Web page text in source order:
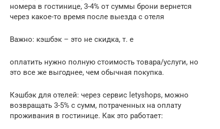
номера в гостинице, 3-4% от суммы брони вернется
через какое-то время после выезда с отеля
Важно: кэшбэк – это не скидка, т. е
оплатить нужно полную стоимость товара/услуги, но
это все же выгоднее, чем обычная покупка.
Кэшбэк для отелей: через сервис letyshops, можно
возвращать 3-5% с сумм, потраченных на оплату
проживания в гостинице. Как это работает: